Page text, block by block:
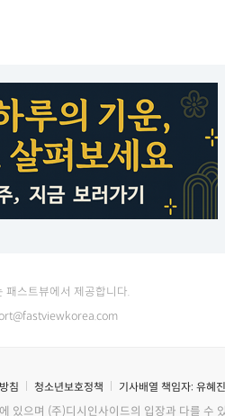
패스트뷰에서 제공합니다.
침 청소년보호정책 기사배열 책임자: 유혜진
있으며 (주)디시인사이드의 입장과 다를 수